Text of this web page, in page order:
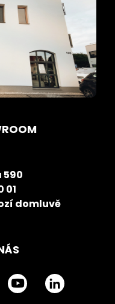
590
01
domluvě